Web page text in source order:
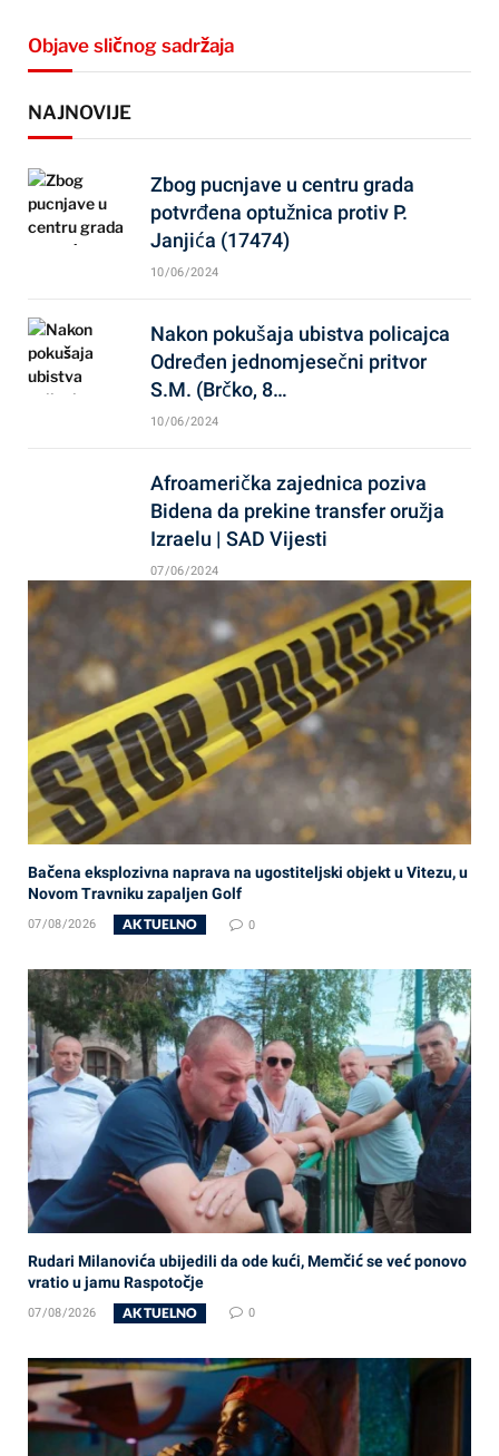
Objave sličnog sadržaja
NAJNOVIJE
Zbog pucnjave u centru grada
potvrđena optužnica protiv P.
Janjića (17474)
10/06/2024
Nakon pokušaja ubistva policajca
Određen jednomjesečni pritvor
S.M. (Brčko, 8…
10/06/2024
Afroamerička zajednica poziva
Bidena da prekine transfer oružja
Izraelu | SAD Vijesti
07/06/2024
Bačena eksplozivna naprava na ugostiteljski objekt u Vitezu, u
Novom Travniku zapaljen Golf
07/08/2026 AKTUELNO 0
Rudari Milanovića ubijedili da ode kući, Memčić se već ponovo
vratio u jamu Raspotočje
07/08/2026 AKTUELNO 0